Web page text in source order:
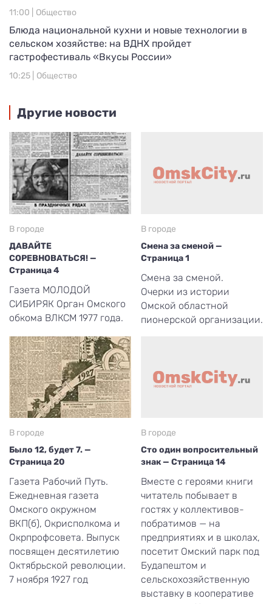
11:00 | Общество
Блюда национальной кухни и новые технологии в
сельском хозяйстве: на ВДНХ пройдет
гастрофестиваль «Вкусы России»
10:25 | Общество
Другие новости
В городе
ДАВАЙТЕ
СОРЕВНОВАТЬСЯ! —
Страница 4
Газета МОЛОДОЙ
СИБИРЯК Орган Омского
обкома ВЛКСМ 1977 года.
В городе
Смена за сменой —
Страница 1
Смена за сменой.
Очерки из истории
Омской областной
пионерской организации.
В городе
Было 12, будет 7. —
Страница 20
Газета Рабочий Путь.
Ежедневная газета
Омского окружном
ВКП(б), Окрисполкома и
Окрпрофсовета. Выпуск
посвящен десятилетию
Октябрьской революции.
7 ноября 1927 год
В городе
Сто один вопросительный
знак — Страница 14
Вместе с героями книги
читатель побывает в
гостях у коллективов-
побратимов — на
предприятиях и в школах,
посетит Омский парк под
Будапештом и
сельскохозяйственную
выставку в кооперативе